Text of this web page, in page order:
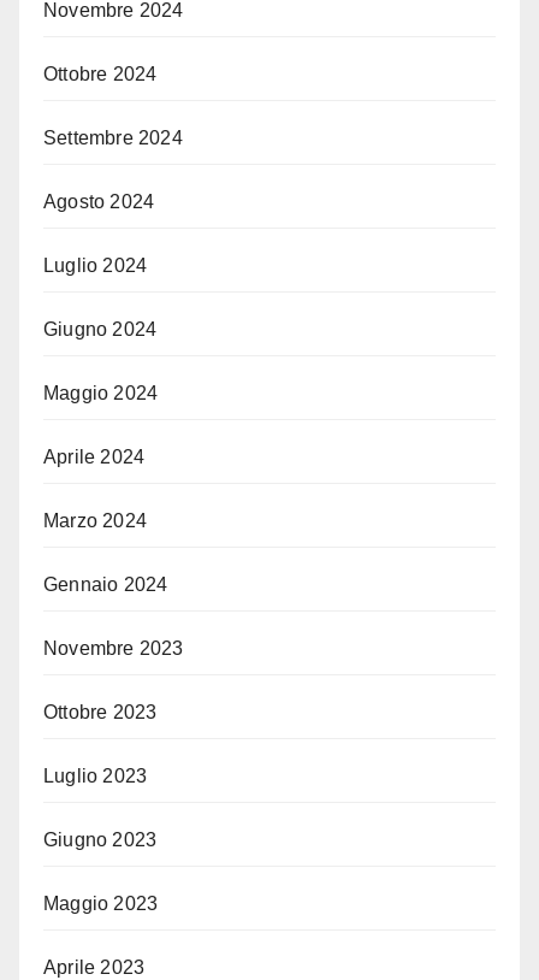
Novembre 2024
Ottobre 2024
Settembre 2024
Agosto 2024
Luglio 2024
Giugno 2024
Maggio 2024
Aprile 2024
Marzo 2024
Gennaio 2024
Novembre 2023
Ottobre 2023
Luglio 2023
Giugno 2023
Maggio 2023
Aprile 2023